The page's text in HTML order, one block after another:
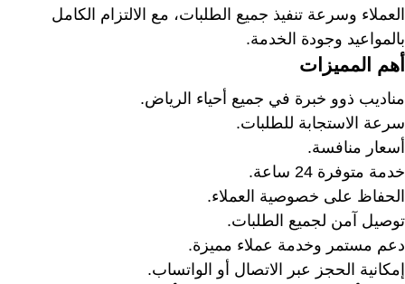
العملاء وسرعة تنفيذ جميع الطلبات، مع الالتزام الكامل
بالمواعيد وجودة الخدمة.
أهم المميزات
مناديب ذوو خبرة في جميع أحياء الرياض.
سرعة الاستجابة للطلبات.
أسعار منافسة.
خدمة متوفرة 24 ساعة.
الحفاظ على خصوصية العملاء.
توصيل آمن لجميع الطلبات.
دعم مستمر وخدمة عملاء مميزة.
إمكانية الحجز عبر الاتصال أو الواتساب.